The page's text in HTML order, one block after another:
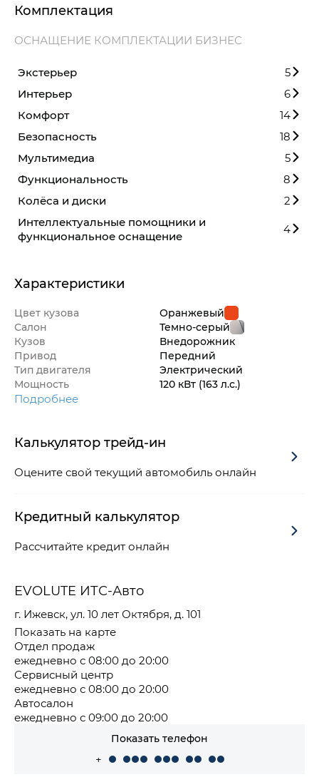
Комплектация
ОСНАЩЕНИЕ КОМПЛЕКТАЦИИ БИЗНЕС
Экстерьер
5
Интерьер
6
Комфорт
14
Безопасность
18
Мультимедиа
5
Функциональность
8
Колёса и диски
2
Интеллектуальные помощники и
функциональное оснащение
4
Характеристики
Цвет кузова
Оранжевый
Салон
Темно-серый
Кузов
Внедорож­ник
Привод
Передний
Тип двигателя
Электрический
Мощность
120 кВт (163 л.с.)
Подробнее
Калькулятор трейд-ин
Оцените свой текущий автомобиль онлайн
Кредитный калькулятор
Рассчитайте кредит онлайн
EVOLUTE ИТС-Авто
г. Ижевск, ул. 10 лет Октября, д. 101
Показать на карте
Отдел продаж
ежедневно с 08:00 до 20:00
Сервисный центр
ежедневно с 08:00 до 20:00
Автосалон
ежедневно с 09:00 до 20:00
Показать телефон
+